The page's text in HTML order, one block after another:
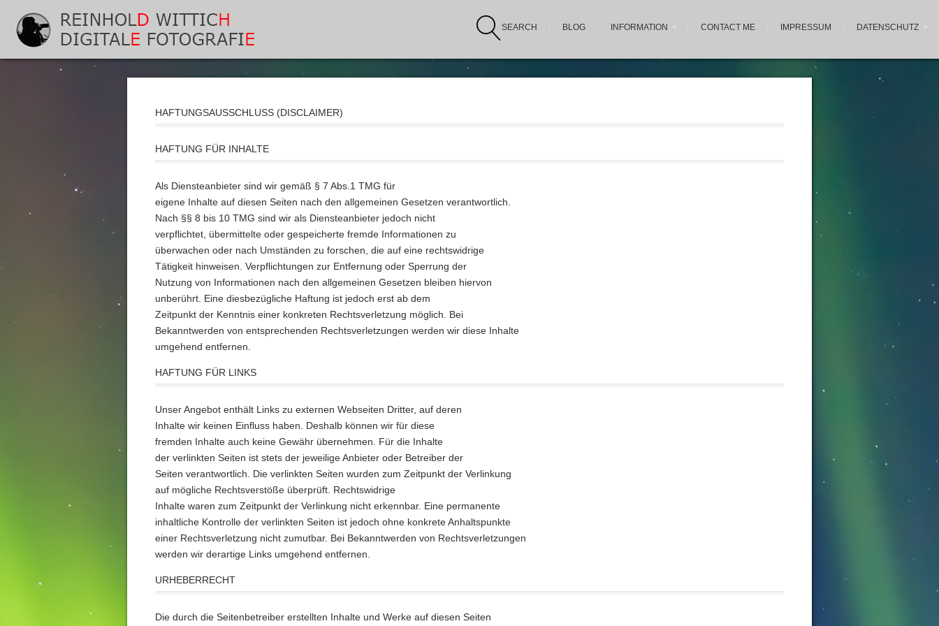
SEARCH BLOG INFORMATION CONTACT ME IMPRESSUM DATENSCHUTZ
HAFTUNGSAUSSCHLUSS (DISCLAIMER)
HAFTUNG FÜR INHALTE
Als Diensteanbieter sind wir gemäß § 7 Abs.1 TMG für
eigene Inhalte auf diesen Seiten nach den allgemeinen Gesetzen verantwortlich.
Nach §§ 8 bis 10 TMG sind wir als Diensteanbieter jedoch nicht
verpflichtet, übermittelte oder gespeicherte fremde Informationen zu
überwachen oder nach Umständen zu forschen, die auf eine rechtswidrige
Tätigkeit hinweisen. Verpflichtungen zur Entfernung oder Sperrung der
Nutzung von Informationen nach den allgemeinen Gesetzen bleiben hiervon
unberührt. Eine diesbezügliche Haftung ist jedoch erst ab dem
Zeitpunkt der Kenntnis einer konkreten Rechtsverletzung möglich. Bei
Bekanntwerden von entsprechenden Rechtsverletzungen werden wir diese Inhalte
umgehend entfernen.
HAFTUNG FÜR LINKS
Unser Angebot enthält Links zu externen Webseiten Dritter, auf deren
Inhalte wir keinen Einfluss haben. Deshalb können wir für diese
fremden Inhalte auch keine Gewähr übernehmen. Für die Inhalte
der verlinkten Seiten ist stets der jeweilige Anbieter oder Betreiber der
Seiten verantwortlich. Die verlinkten Seiten wurden zum Zeitpunkt der Verlinkung
auf mögliche Rechtsverstöße überprüft. Rechtswidrige
Inhalte waren zum Zeitpunkt der Verlinkung nicht erkennbar. Eine permanente
inhaltliche Kontrolle der verlinkten Seiten ist jedoch ohne konkrete Anhaltspunkte
einer Rechtsverletzung nicht zumutbar. Bei Bekanntwerden von Rechtsverletzungen
werden wir derartige Links umgehend entfernen.
URHEBERRECHT
Die durch die Seitenbetreiber erstellten Inhalte und Werke auf diesen Seiten